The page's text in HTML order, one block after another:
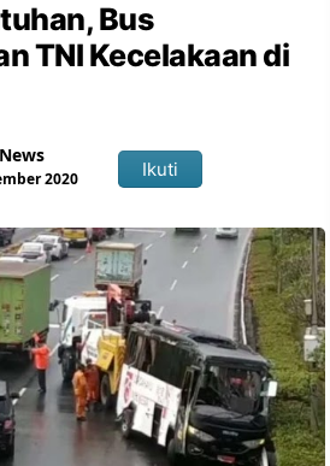
Bus
TNI Kecelakaan di
2020 Ikuti